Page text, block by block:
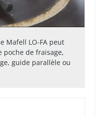
Mafell LO-FA peut
poche de fraisage,
guide parallèle ou